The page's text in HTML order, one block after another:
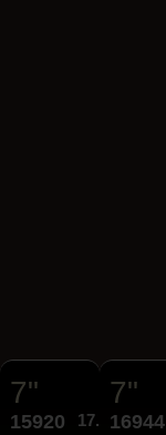
7"
15920 17.95€
7"
16944